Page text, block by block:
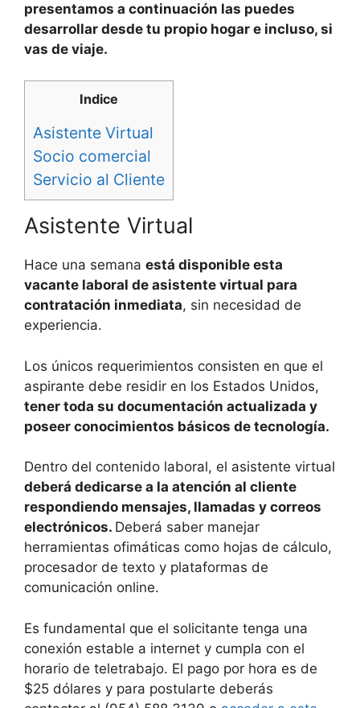
presentamos a continuación las puedes
desarrollar desde tu propio hogar e incluso, si
vas de viaje.
Indice
Asistente Virtual
Socio comercial
Servicio al Cliente
Asistente Virtual
Hace una semana está disponible esta
vacante laboral de asistente virtual para
contratación inmediata, sin necesidad de
experiencia.
Los únicos requerimientos consisten en que el
aspirante debe residir en los Estados Unidos,
tener toda su documentación actualizada y
poseer conocimientos básicos de tecnología.
Dentro del contenido laboral, el asistente virtual
deberá dedicarse a la atención al cliente
respondiendo mensajes, llamadas y correos
electrónicos. Deberá saber manejar
herramientas ofimáticas como hojas de cálculo,
procesador de texto y plataformas de
comunicación online.
Es fundamental que el solicitante tenga una
conexión estable a internet y cumpla con el
horario de teletrabajo. El pago por hora es de
$25 dólares y para postularte deberás